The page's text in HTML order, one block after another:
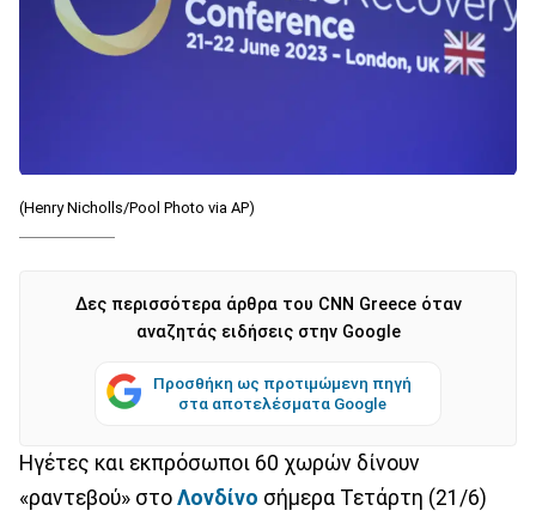
(Henry Nicholls/Pool Photo via AP)
Δες περισσότερα άρθρα του CNN Greece όταν
αναζητάς ειδήσεις στην Google
Προσθήκη ως προτιμώμενη πηγή
στα αποτελέσματα Google
Ηγέτες και εκπρόσωποι 60 χωρών δίνουν
«ραντεβού» στο Λονδίνο σήμερα Τετάρτη (21/6)